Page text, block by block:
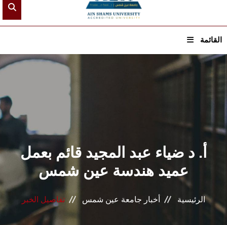
القائمة
الرئيسيـة
عن الجامعة
القطاعـات
الشئون الأكاديمية
البحث العلمي
الرعاية الصحية
أ. د ضياء عبد المجيد قائم بعمل
عميد هندسة عين شمس
الرئيسية أخبار جامعة عين شمس تفاصيل الخبر